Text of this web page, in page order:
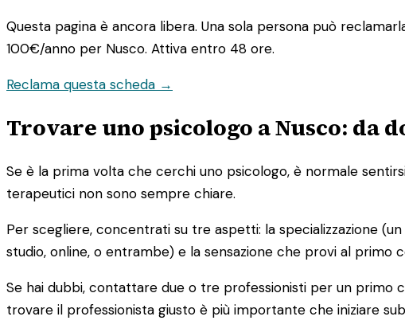
Questa pagina è ancora libera. Una sola persona può
100€/anno per Nusco. Attiva entro 48 ore.
Reclama questa scheda →
Trovare uno psicologo a Nusco: da
Se è la prima volta che cerchi uno psicologo, è normale
terapeutici non sono sempre chiare.
Per scegliere, concentrati su tre aspetti: la specializzazione
studio, online, o entrambe) e la sensazione che provi al
Se hai dubbi, contattare due o tre professionisti per un primo
trovare il professionista giusto è più importante che iniziare